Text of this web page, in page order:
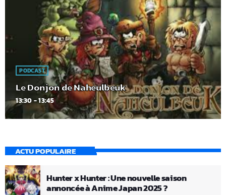
PODCAST
Le Donjon de Naheulbeuk
13:30 - 13:45
ACTU POPULAIRE
Hunter x Hunter : Une nouvelle saison
annoncée à Anime Japan 2025 ?